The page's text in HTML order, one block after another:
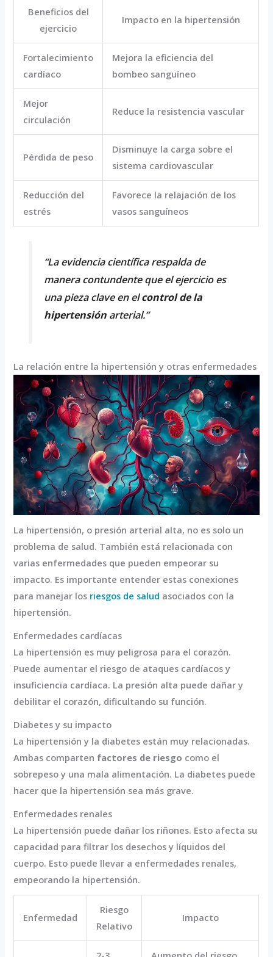
Beneficios del
ejercicio
Impacto en la hipertensión
Fortalecimiento
cardíaco
Mejora la eficiencia del
bombeo sanguíneo
Mejor
circulación
Reduce la resistencia vascular
Pérdida de peso
Disminuye la carga sobre el
sistema cardiovascular
Reducción del
estrés
Favorece la relajación de los
vasos sanguíneos
“La evidencia científica respalda de
manera contundente que el ejercicio es
una pieza clave en elcontrol de la
hipertensiónarterial.”
La relación entre la hipertensión y otras enfermedades
La hipertensión, o presión arterial alta, no es solo un
problema de salud. También está relacionada con
varias enfermedades que pueden empeorar su
impacto. Es importante entender estas conexiones
para manejar los riesgos de salud asociados con la
hipertensión.
Enfermedades cardíacas
La hipertensión es muy peligrosa para el corazón.
Puede aumentar el riesgo de ataques cardíacos y
insuficiencia cardíaca. La presión alta puede dañar y
debilitar el corazón, dificultando su función.
Diabetes y su impacto
La hipertensión y la diabetes están muy relacionadas.
Ambas comparten factores de riesgo como el
sobrepeso y una mala alimentación. La diabetes puede
hacer que la hipertensión sea más grave.
Enfermedades renales
La hipertensión puede dañar los riñones. Esto afecta su
capacidad para filtrar los desechos y líquidos del
cuerpo. Esto puede llevar a enfermedades renales,
empeorando la hipertensión.
Enfermedad
Riesgo
Relativo
Impacto